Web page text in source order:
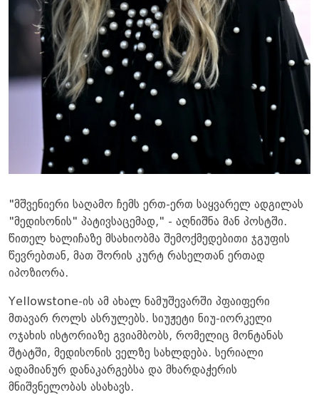
"მშვენიერი საღამო ჩემს ერთ-ერთ საყვარელ ადგილას
"მედისონის" პატივსაცემად," - აღნიშნა მან პოსტში.
წითელ ხალიჩაზე მსახიობმა შემოქმედებითი ჯგუფის
წევრებთან, მათ შორის კურტ რასელთან ერთად
იპოზიორა.
Yellowstone-ის ამ ახალ ნამუშევარში პფაიფერი
მთავარ როლს ასრულებს. სიუჟეტი ნიუ-იორკელი
ოჯახის ისტორიაზე გვიამბობს, რომელიც მონტანას
შტატში, მედისონის ველზე სახლდება. სერიალი
ადამიანურ დანაკარგებსა და მხარდაჭერის
მნიშვნელობას ასახავს.